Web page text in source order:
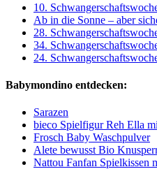
10.
Ab in die Sonne – aber
28.
34.
24.
Babymondino entdecken:
Sarazen
bieco Spielfigur Reh Ella
Frosch Baby Waschpulver
Alete bewusst Bio
Nattou Fanfan Spielkissen